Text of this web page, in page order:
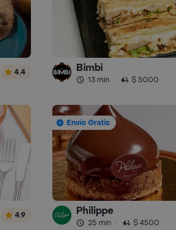
4.4 Bimbi
13 min · $ 5000
4.9
Envío Gratis
Philippe
25 min · $ 4500